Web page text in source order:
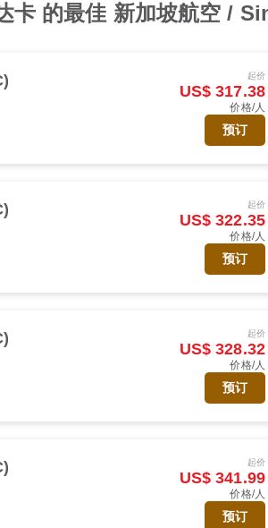
卡 的最佳 新加坡航空 /
起价
US$ 317.38
价格/人
预订
起价
US$ 322.35
价格/人
预订
起价
US$ 328.32
价格/人
预订
起价
US$ 341.99
价格/人
预订